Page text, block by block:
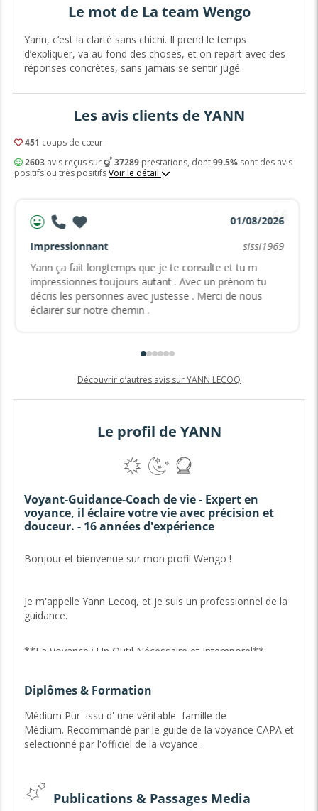
Le mot de La team Wengo
Yann, c’est la clarté sans chichi. Il prend le temps
d’expliquer, va au fond des choses, et on repart avec des
réponses concrètes, sans jamais se sentir jugé.
Les avis clients de YANN
451 coups de cœur
2603avis reçus sur 37289prestations, dont99.5%sont des avis
positifs ou très positifsVoir le détail
01/08/2026
Impressionnant
sissi1969
Yann ça fait longtemps que je te consulte et tu m
impressionnes toujours autant . Avec un prénom tu
décris les personnes avec justesse . Merci de nous
éclairer sur notre chemin .
Découvrir d’autres avis sur YANN LECOQ
Le profil de YANN
Voyant-Guidance-Coach de vie - Expert en
voyance, il éclaire votre vie avec précision et
douceur. - 16 années d'expérience
Bonjour et bienvenue sur mon profil Wengo !
Je m'appelle Yann Lecoq, et je suis un professionnel de la
guidance.
**La Voyance : Un Outil Nécessaire et Intemporel**
jusqu'aux visions des grands visionnaires, a toujours guidé
destin et trouver un sens à l'existence.
**Mon Parcours et Mon Expertise en Voyance**
Inspiré par des figures historiques comme Nostradamus
et Jeanne d'Arc, j'ai consacré ma vie à la voyance. Mon
don me permet de capter et d'interpréter les signes du
Diplômes & Formation
Médium Pur issu d' une véritable famille de
Médium. Recommandé par le guide de la voyance CAPA et
selectionné par l'officiel de la voyance .
Publications & Passages Media